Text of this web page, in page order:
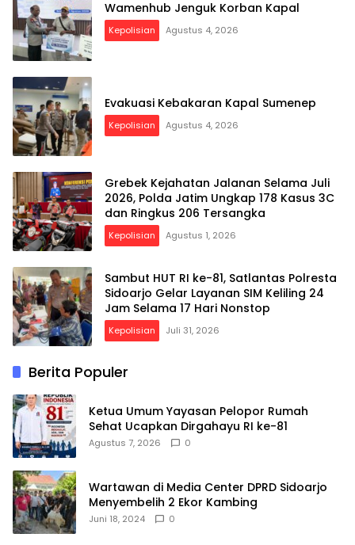
Wamenhub Jenguk Korban Kapal
Kepolisian Agustus 4, 2026
Evakuasi Kebakaran Kapal Sumenep
Kepolisian Agustus 4, 2026
Grebek Kejahatan Jalanan Selama Juli
2026, Polda Jatim Ungkap 178 Kasus 3C
dan Ringkus 206 Tersangka
Kepolisian Agustus 1, 2026
Sambut HUT RI ke-81, Satlantas Polresta
Sidoarjo Gelar Layanan SIM Keliling 24
Jam Selama 17 Hari Nonstop
Kepolisian Juli 31, 2026
Berita Populer
Ketua Umum Yayasan Pelopor Rumah
Sehat Ucapkan Dirgahayu RI ke-81
Agustus 7, 2026 0
Wartawan di Media Center DPRD Sidoarjo
Menyembelih 2 Ekor Kambing
Juni 18, 2024 0